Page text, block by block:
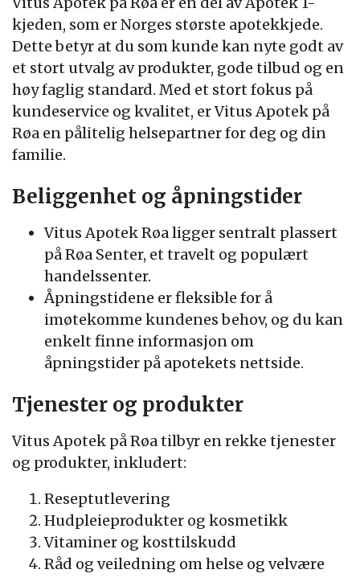
kjeden, som er Norges største apotekkjede.
Dette betyr at du som kunde kan nyte godt av
et stort utvalg av produkter, gode tilbud og en
høy faglig standard. Med et stort fokus på
kundeservice og kvalitet, er Vitus Apotek på
Røa en pålitelig helsepartner for deg og din
familie.
Beliggenhet og åpningstider
Vitus Apotek Røa ligger sentralt plassert
på Røa Senter, et travelt og populært
handelssenter.
Åpningstidene er fleksible for å
imøtekomme kundenes behov, og du kan
enkelt finne informasjon om
åpningstider på apotekets nettside.
Tjenester og produkter
Vitus Apotek på Røa tilbyr en rekke tjenester
og produkter, inkludert:
Reseptutlevering
Hudpleieprodukter og kosmetikk
Vitaminer og kosttilskudd
Råd og veiledning om helse og velvære